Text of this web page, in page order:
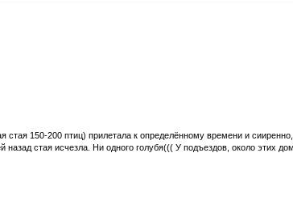
150-200 птиц) прилетала к определённому времени и
стая исчезла. Ни одного голубя((( У подъездов, около этих